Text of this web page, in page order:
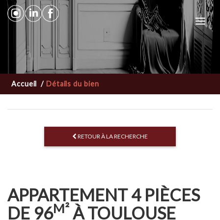
Accueil/ Détails du bien
RETOUR À LA RECHERCHE
APPARTEMENT 4 PIÈCES
DE 96M² À TOULOUSE